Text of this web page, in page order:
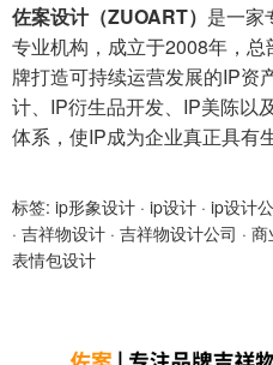
佐案设计（ZUOART） 是一家
专业机构，成立于2008年，
牌打造可持续运营发展的IP资
计、IP衍生品开发、IP美陈以
体系，使IP成为企业真正具有
标签: ip形象设计 · ip设计 · ip设计
· 吉祥物设计 · 吉祥物设计公司 · 商
表情包设计